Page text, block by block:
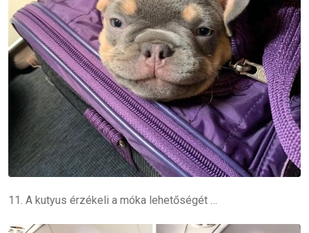
11. A kutyus érzékeli a móka lehetőségét …